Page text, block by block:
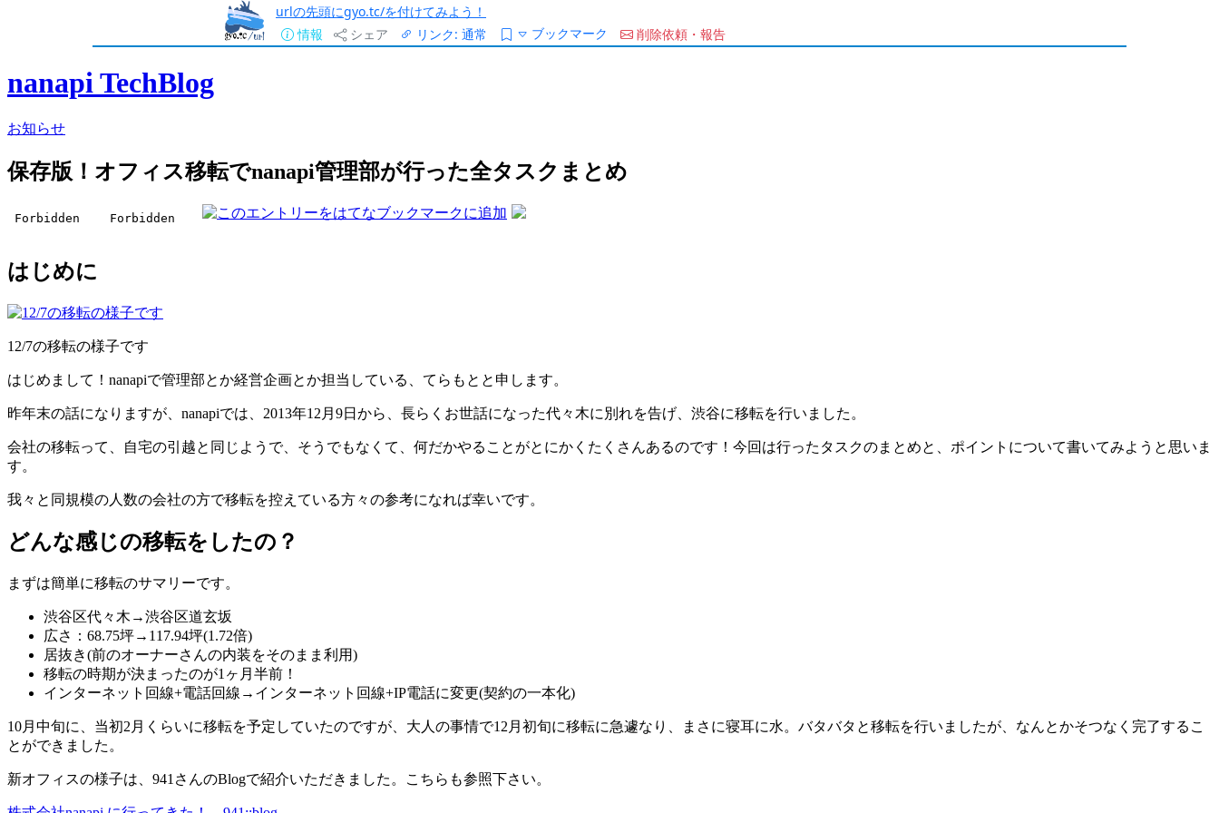
urlの先頭にgyo.tc/を付けてみよう！
情報
シェア リンク: 通常 ブックマーク 削除依頼・報告